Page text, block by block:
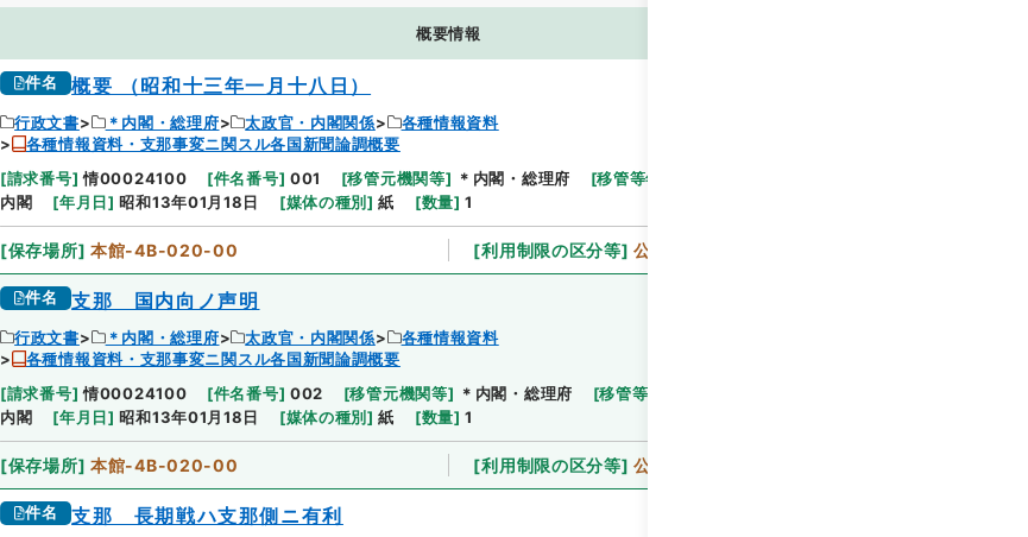
概要情報
件名 概要 （昭和十三年一月十八日）
行政文書 ＊内閣・総理府 太政官・内閣関係
各種情報資料
各種情報資料・支那事変ニ関スル各国新聞論調概要
[請求番号] 情00024100 [件名番号] 001 [移管元機関等] ＊内閣・総理府 [移管等年度
内閣
[年月日] 昭和13年01月18日 [媒体の種別] 紙 [数量] 1
[保存場所] 本館-4B-020-00 [利用制限の区分等] 公開
件名 支那 国内向ノ声明
行政文書 ＊内閣・総理府 太政官・内閣関係
各種情報資料
各種情報資料・支那事変ニ関スル各国新聞論調概要
[請求番号] 情00024100 [件名番号] 002 [移管元機関等] ＊内閣・総理府 [移管等年度
内閣
[年月日] 昭和13年01月18日 [媒体の種別] 紙 [数量] 1
[保存場所] 本館-4B-020-00 [利用制限の区分等] 公開
件名 支那 長期戦ハ支那側ニ有利